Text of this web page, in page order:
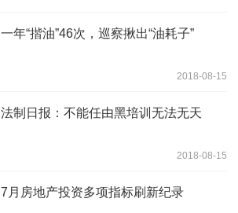
一年“揩油”46次，巡察揪出“油耗子”
2018-08-15
法制日报：不能任由黑培训无法无天
2018-08-15
7月房地产投资多项指标刷新纪录